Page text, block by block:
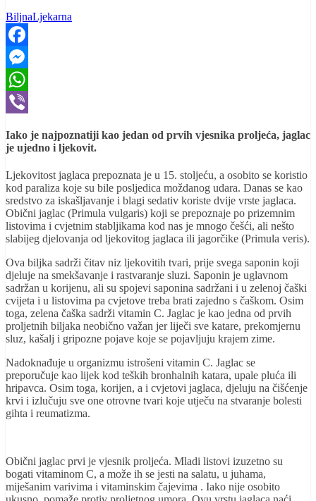
BiljnaLjekarna
Facebook
Messenger
WhatsApp
Iako je najpoznatiji kao jedan od prvih vjesnika proljeća, jaglac
je ujedno i ljekovit.
Ljekovitost jaglaca prepoznata je u 15. stoljeću, a osobito se koristio
kod paraliza koje su bile posljedica moždanog udara. Danas se kao
sredstvo za iskašljavanje i blagi sedativ koriste dvije vrste jaglaca.
Obični jaglac (Primula vulgaris) koji se prepoznaje po prizemnim
listovima i cvjetnim stabljikama kod nas je mnogo češći, ali nešto
slabijeg djelovanja od ljekovitog jaglaca ili jagorčike (Primula veris).
Ova biljka sadrži čitav niz ljekovitih tvari, prije svega saponin koji
djeluje na smekšavanje i rastvaranje sluzi. Saponin je uglavnom
sadržan u korijenu, ali su spojevi saponina sadržani i u zelenoj čaški
cvijeta i u listovima pa cvjetove treba brati zajedno s čaškom. Osim
toga, zelena čaška sadrži vitamin C. Jaglac je kao jedna od prvih
proljetnih biljaka neobično važan jer liječi sve katare, prekomjernu
sluz, kašalj i gripozne pojave koje se pojavljuju krajem zime.
Nadoknađuje u organizmu istrošeni vitamin C. Jaglac se
preporučuje kao lijek kod teških bronhalnih katara, upale pluća ili
hripavca. Osim toga, korijen, a i cvjetovi jaglaca, djeluju na čišćenje
krvi i izlučuju sve one otrovne tvari koje utječu na stvaranje bolesti
gihta i reumatizma.
Obični jaglac prvi je vjesnik proljeća. Mladi listovi izuzetno su
bogati vitaminom C, a može ih se jesti na salatu, u juhama,
miješanim varivima i vitaminskim čajevima . Iako nije osobito